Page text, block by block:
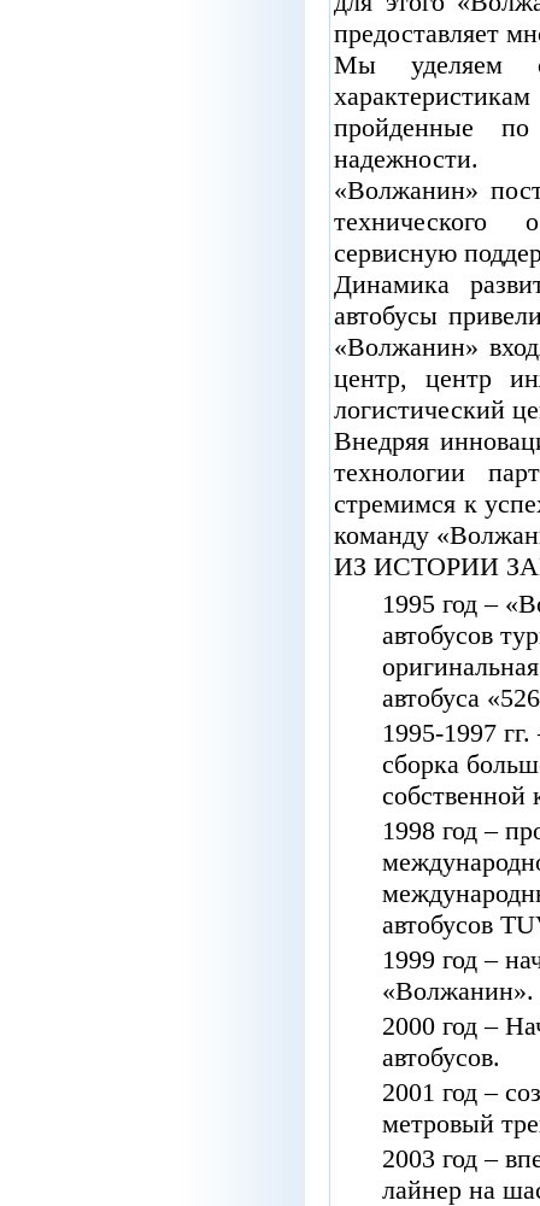
предоставляет
Мы
уделяем
характеристикам
пройденные
по
надежности.
«Волжанин»
технического
сервисную
Динамика
автобусы
«Волжанин»
центр, центр
логистический
Внедряя
технологии
стремимся к
команду
ИЗ ИСТОРИИ
1995 год –
автобусов
оригинальная
автобуса «
1995-1997 гг.
сборка
собственной
1998 год –
автобусов
1999 год –
«Волжанин».
2000 год –
автобусов.
2001 год –
метровый
2003 год –
лайнер на